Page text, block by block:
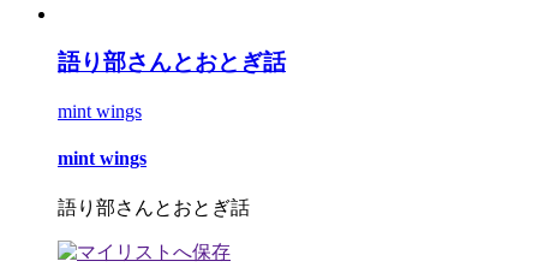
語り部さんとおとぎ話
mint wings
mint wings
語り部さんとおとぎ話